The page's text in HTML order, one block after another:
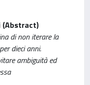
(Abstract)
di non iterare la
dieci anni.
ambiguità ed